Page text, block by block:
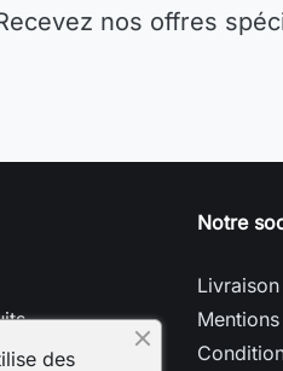
nos offres
Notre
Livraison
des